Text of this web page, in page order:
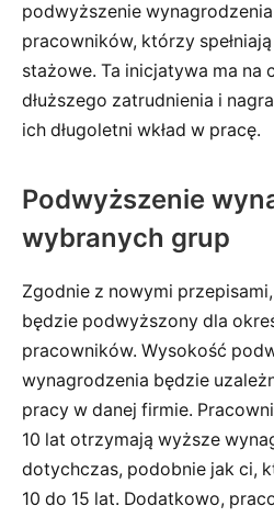
podwyższenie
pracowników, którzy
stażowe. Ta inicjatywa ma na
dłuższego zatrudnienia i
ich długoletni wkład w pracę.
Podwyższenie
wybranych grup
Zgodnie z nowymi
będzie podwyższony dla
pracowników. Wysokość
wynagrodzenia będzie
pracy w danej firmie.
10 lat otrzymają wyższe
dotychczas, podobnie jak ci,
10 do 15 lat. Dodatkowo,